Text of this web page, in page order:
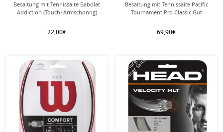
Besaitung mit Tennissaite Babolat
Addiction (Touch+Armschonng)
22,00€
Besaitung mit Tennissaite Pacific
Tournament Pro Classic Gut
69,90€
Besaitung
mit dieser Saite Besaitung
mit dieser Saite